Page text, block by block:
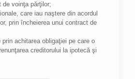
de voinţa părţilor;
care iau naştere din acordul
prin încheierea unui contract de
prin achitarea obligaţiei pe care o
creditorului la ipotecă şi